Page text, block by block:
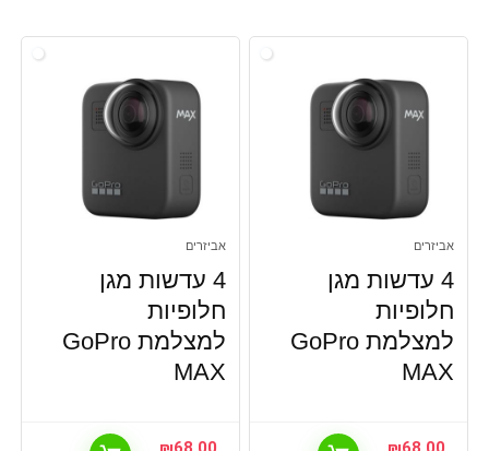
אביזרים
4 עדשות מגן
חלופיות
למצלמת GoPro
MAX
אביזרים
4 עדשות מגן
חלופיות
למצלמת GoPro
MAX